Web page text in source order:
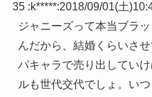
35 :k*****:2018/09/01(土
ジャニーズって本当ブラ
んだから、結婚くらいさ
パキャラで売り出してい
ルも世代交代でしょ。い